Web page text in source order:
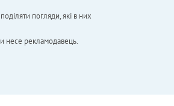
погляди, які в них
несе рекламодавець.